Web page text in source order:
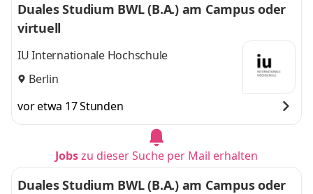
Duales Studium BWL (B.A.) am Campus oder
virtuell
IU Internationale Hochschule
Berlin
vor etwa 17 Stunden
Jobszu dieser Suche per Mail erhalten
Duales Studium BWL (B.A.) am Campus oder